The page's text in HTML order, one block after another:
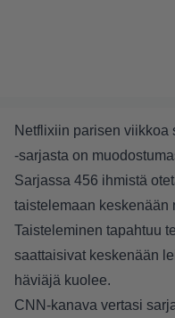
Netflixiin parisen viikkoa
-sarjasta on
Sarjassa 456 ihmistä
taistelemaan keskenään
Taisteleminen tapahtuu
saattaisivat keskenään
häviäjä kuolee.
CNN-kanava vertasi